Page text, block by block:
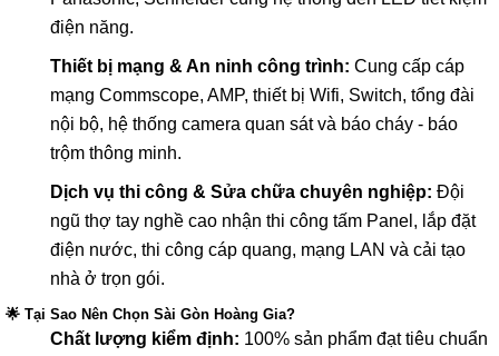
điện năng.
Thiết bị mạng & An ninh công trình: Cung cấp cáp
mạng Commscope, AMP, thiết bị Wifi, Switch, tổng đài
nội bộ, hệ thống camera quan sát và báo cháy - báo
trộm thông minh.
Dịch vụ thi công & Sửa chữa chuyên nghiệp: Đội
ngũ thợ tay nghề cao nhận thi công tấm Panel, lắp đặt
điện nước, thi công cáp quang, mạng LAN và cải tạo
nhà ở trọn gói.
🌟 Tại Sao Nên Chọn Sài Gòn Hoàng Gia?
Chất lượng kiểm định: 100% sản phẩm đạt tiêu chuẩn